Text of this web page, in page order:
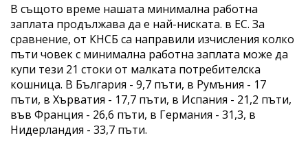
В същото време нашата минимална работна
заплата продължава да е най-ниската. в ЕС. За
сравнение, от КНСБ са направили изчисления колко
пъти човек с минимална работна заплата може да
купи тези 21 стоки от малката потребителска
кошница. В България - 9,7 пъти, в Румъния - 17
пъти, в Хърватия - 17,7 пъти, в Испания - 21,2 пъти,
във Франция - 26,6 пъти, в Германия - 31,3, в
Нидерландия - 33,7 пъти.